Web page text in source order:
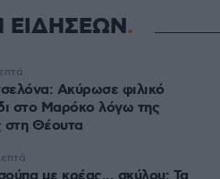
ΕΙΔΗΣΕΩΝ
Ακύρωσε φιλικό
στο Μαρόκο λόγω της
στη Θέουτα